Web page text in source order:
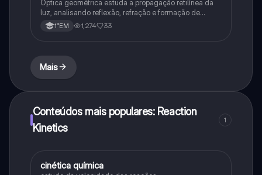
Óptica geométrica estuda a propagação retilínea da
luz, analisando reflexão, refração e formação de
imagens em espelhos e lentes. Usa princípios como
os de Snell-Descartes e Fermat.
1°EM 1,274 33
Mais
Conteúdos mais populares: Reaction
Kinetics
1
Química
cinética química